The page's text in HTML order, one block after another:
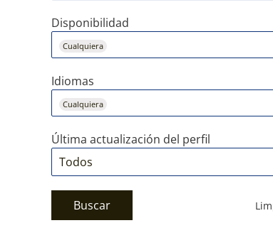
Disponibilidad
Cualquiera
Idiomas
Cualquiera
Última actualización del perfil
Buscar